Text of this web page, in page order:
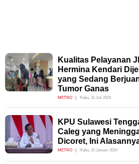
Kualitas Pelayanan
Hermina Kendari
yang Sedang
Tumor Ganas
METRO Rabu, 31 Juli 2024
KPU Sulawesi
Caleg yang
Dicoret, Ini
METRO Rabu, 10 Januari 2024